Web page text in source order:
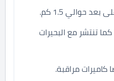
حوالي 1.5 كم.
تنتشر مع البحيرات
كاميرات مراقبة.